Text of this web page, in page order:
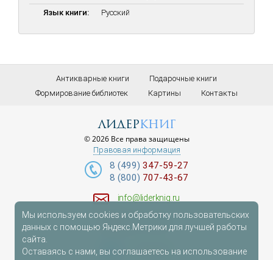
Язык книги:
Русский
Антикварные книги
Подарочные книги
Формирование библиотек
Картины Контакты
лидеркниг
© 2026 Все права защищены
Правовая информация
8 (499) 347-59-27
8 (800) 707-43-67
info@liderknig.ru
Доставка
Telegram
Мы используем cookies и обработку пользовательских
данных с помощью Яндекс.Метрики для лучшей работы
сайта.
Оставаясь с нами, вы соглашаетесь на использование